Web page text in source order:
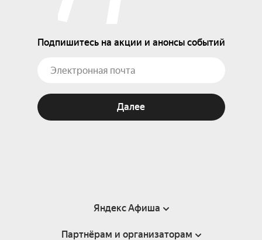
Подпишитесь на акции и анонсы событий
Далее
Яндекс Афиша
Справка
Партнёрам и организаторам